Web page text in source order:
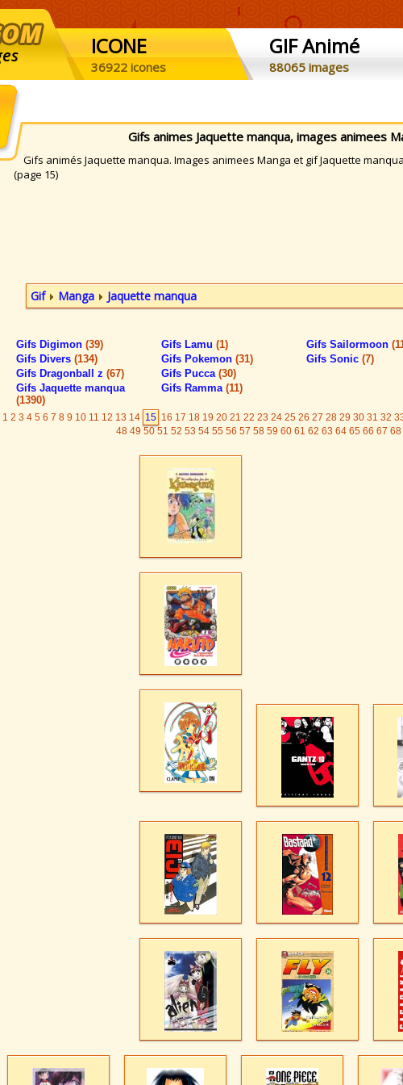
ICONE
36922 icones
GIF Animé
88065 images
Gifs animes Jaquette manqua, images animees
Gifs animés Jaquette manqua. Images animees Manga et gif Jaquette
(page 15)
Gif Manga Jaquette manqua
Gifs Digimon (39)
Gifs Divers (134)
Gifs Dragonball z (67)
Gifs Jaquette manqua
(1390)
Gifs Lamu (1)
Gifs Pokemon (31)
Gifs Pucca (30)
Gifs Ramma (11)
Gifs Sailormoon
Gifs Sonic (7)
1 2 3 4 5 6 7 8 9 10 11 12 13 14 15 16 17 18 19 20 21 22 23 24 25 26 27 28 29 30 31 32
48 49 50 51 52 53 54 55 56 57 58 59 60 61 62 63 64 65 66 67 68